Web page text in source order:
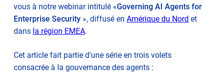
vous à notre webinar intitulé «Governing AI Agents for
Enterprise Security », diffusé en Amérique du Nord et
dans la région EMEA.
Cet article fait partie d'une série en trois volets
consacrée à la gouvernance des agents :